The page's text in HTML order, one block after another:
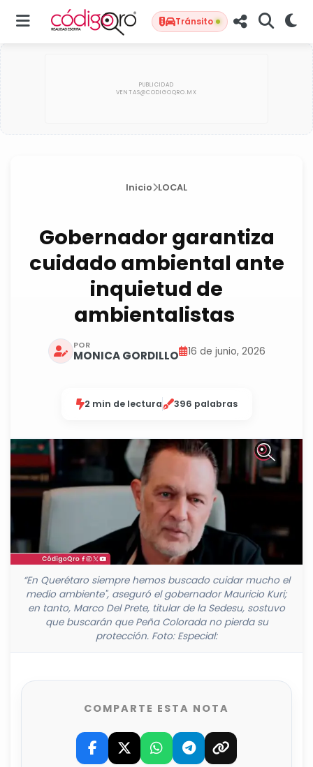
Tránsito
Inicio LOCAL
Gobernador garantiza
cuidado ambiental ante
inquietud de
ambientalistas
POR
MONICA GORDILLO 16 de junio, 2026
2 min de lectura 396 palabras
“En Querétaro siempre hemos buscado cuidar mucho el
medio ambiente", aseguró el gobernador Mauricio Kuri;
en tanto, Marco Del Prete, titular de la Sedesu, sostuvo
que buscarán que Peña Colorada no pierda su
protección. Foto: Especial:
COMPARTE ESTA NOTA